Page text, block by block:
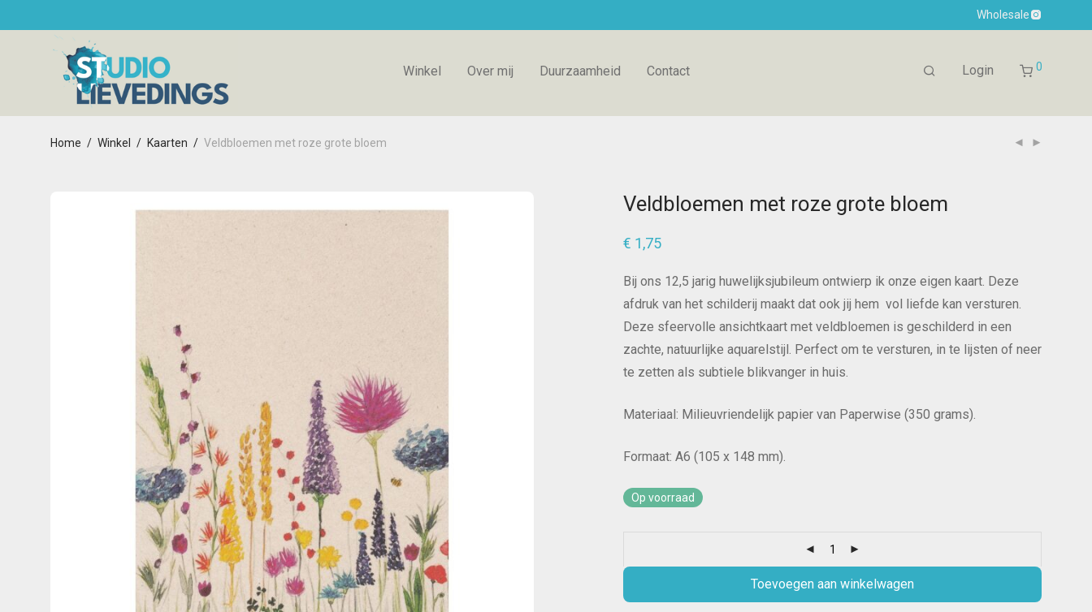
Wholesale
Winkel Over mij Duurzaamheid Contact Login 0
Home / Winkel / Kaarten / Veldbloemen met roze grote bloem
Veldbloemen met roze grote bloem
€ 1,75
Bij ons 12,5 jarig huwelijksjubileum ontwierp ik onze eigen kaart. Deze
afdruk van het schilderij maakt dat ook jij hem vol liefde kan versturen.
Deze sfeervolle ansichtkaart met veldbloemen is geschilderd in een
zachte, natuurlijke aquarelstijl. Perfect om te versturen, in te lijsten of neer
te zetten als subtiele blikvanger in huis.
Materiaal: Milieuvriendelijk papier van Paperwise (350 grams).
Formaat: A6 (105 x 148 mm).
Op voorraad
Toevoegen aan winkelwagen